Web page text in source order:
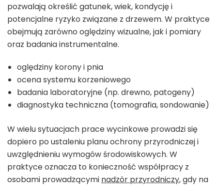
pozwalają określić gatunek, wiek, kondycję i
potencjalne ryzyko związane z drzewem. W praktyce
obejmują zarówno oględziny wizualne, jak i pomiary
oraz badania instrumentalne.
oględziny korony i pnia
ocena systemu korzeniowego
badania laboratoryjne (np. drewno, patogeny)
diagnostyka techniczna (tomografia, sondowanie)
W wielu sytuacjach prace wycinkowe prowadzi się
dopiero po ustaleniu planu ochrony przyrodniczej i
uwzględnieniu wymogów środowiskowych. W
praktyce oznacza to konieczność współpracy z
osobami prowadzącymi nadzór przyrodniczy, gdy na